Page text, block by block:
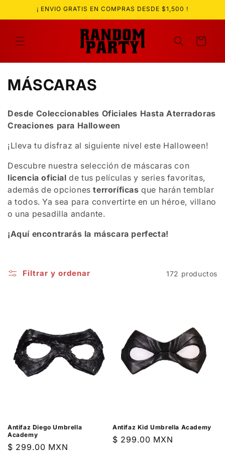
directamente
al contenido
¡ ENVIO GRATIS EN COMPRAS DESDE $1,500 !
Carrito
C
l
e
c
c
i
ó
n
MÁSCARAS
Desde Coleccionables Oficiales Hasta Aterradoras
Creaciones para Halloween
¡Lleva tu disfraz al siguiente nivel este Halloween!
Descubre nuestra selección de máscaras con
licencia oficial de tus películas y series favoritas,
además de opcionesterroríficas que harán temblar
a todos. Ya sea para convertirte en un héroe, villano
o una pesadilla andante.
¡Aquí encontrarás la máscara perfecta!
Filtrar y ordenar 172 productos
Antifaz Diego Umbrella
Academy
Precio
$ 299.00 MXN
Antifaz Kid Umbrella Academy
Precio
$ 299.00 MXN